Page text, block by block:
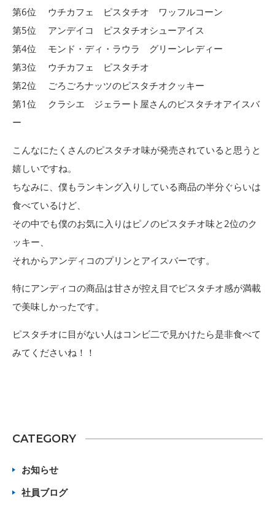
第6位 ウチカフェ ピスタチオ ワッフルコーン
第5位 アンデイコ ピスタチオシューアイス
第4位 モンド・ディ・ラウラ グリーンレディー
第3位 ウチカフェ ピスタチオ
第2位 ごろごろナッツのピスタチオクッキー
第1位 クラシエ ジェラート屋さんのピスタチオアイスバ
ー
こんなにたくさんのピスタチオ味が発売されていると思うと
嬉しいですね。
ちなみに、僕もランキング入りしている商品の半分ぐらいは
食べているけど、
その中でも僕のお気に入りはピノのピスタチオ味と2位のク
ッキー、
それからアンディコのプリンとアイスバーです。
特にアンディコの商品は甘さが控え目でピスタチオ感が満載
で美味しかったです。
ピスタチオに目がない人はコンビ二で見かけたら是非食べて
みてくださいね！！
CATEGORY
お知らせ
社員ブログ